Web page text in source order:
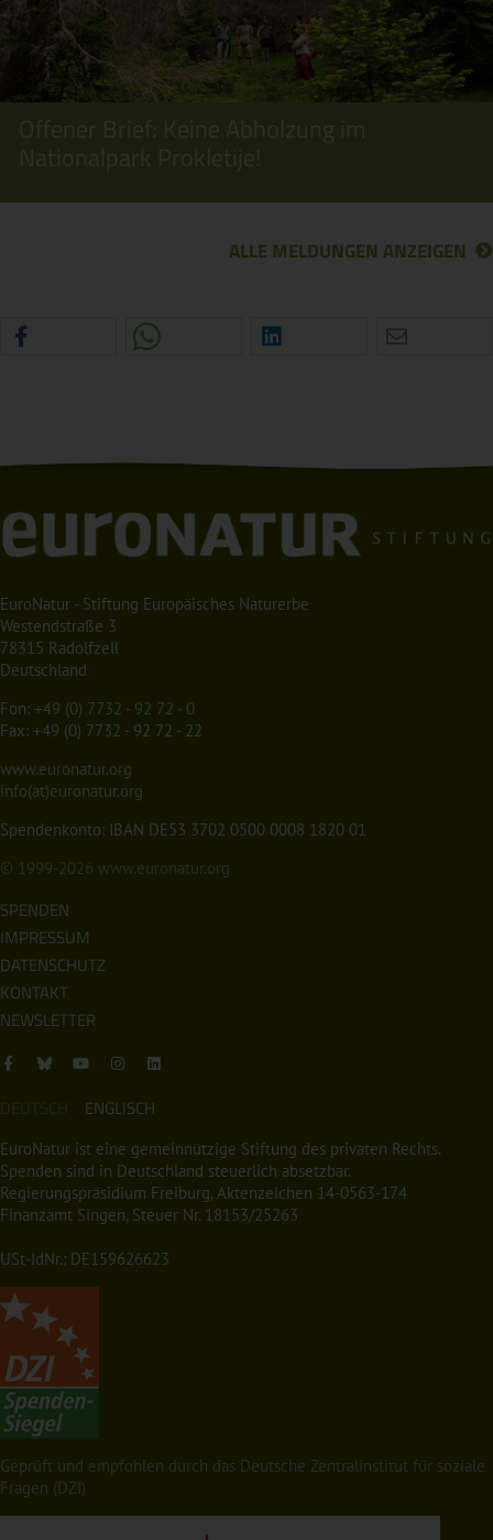
Offener Brief: Keine Abholzung im
Nationalpark Prokletije!
ALLE MELDUNGEN ANZEIGEN
EuroNatur - Stiftung Europäisches Naturerbe
Westendstraße 3
78315 Radolfzell
Deutschland
Fon: +49 (0) 7732 - 92 72 - 0
Fax: +49 (0) 7732 - 92 72 - 22
www.euronatur.org
info(at)euronatur.org
Spendenkonto: IBAN DE53 3702 0500 0008 1820 01
© 1999-2026 www.euronatur.org
SPENDEN
IMPRESSUM
DATENSCHUTZ
KONTAKT
NEWSLETTER
DEUTSCH ENGLISCH
EuroNatur ist eine gemeinnützige Stiftung des privaten Rechts.
Spenden sind in Deutschland steuerlich absetzbar.
Regierungspräsidium Freiburg, Aktenzeichen 14-0563-174
Finanzamt Singen, Steuer Nr. 18153/25263
USt-IdNr.: DE159626623
Geprüft und empfohlen durch das Deutsche Zentralinstitut für soziale
Fragen (DZI)